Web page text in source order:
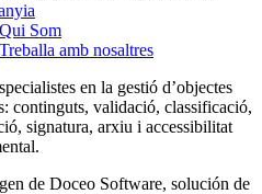
Qui Som
Treballa amb nosaltres
en la gestió d’objectes
continguts, validació, classificació,
signatura, arxiu i accessibilitat